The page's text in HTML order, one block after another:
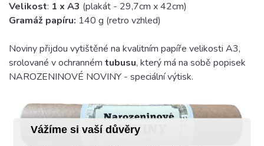
Vážíme si vaší důvěry
Velikost: 1 x A3 (plakát - 29,7cm x 42cm)
Gramáž papíru: 140 g (retro vzhled)
Noviny přijdou vytištěné na kvalitním papíře velikosti A3,
srolované v ochranném tubusu, který má na sobě popisek
NAROZENINOVÉ NOVINY - speciální výtisk.